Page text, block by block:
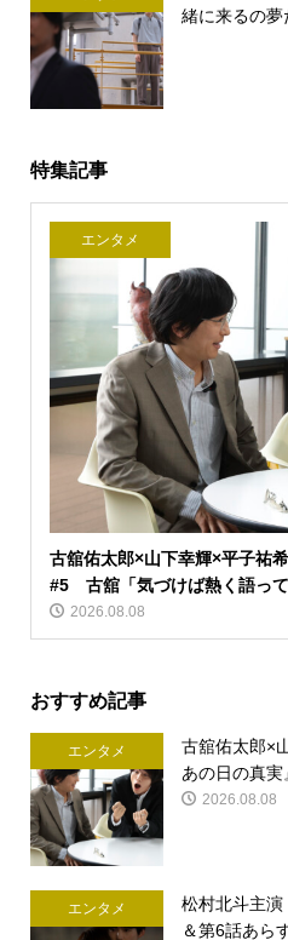
緒に来るの
特集記事
エンタメ
古舘佑太郎×山下幸輝×平子祐
#5 古舘「気づけば熱く語って
2026.08.08
おすすめ記事
エンタメ
古舘佑太郎×
あの日の真
2026.08.08
エンタメ
松村北斗主
＆第6話あら